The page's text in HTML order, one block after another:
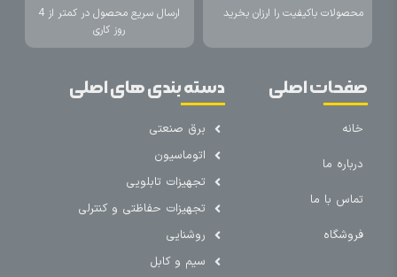
محصولات باکیفیت را ارزان بخرید
ارسال سریع محصول در کمتر از 4
روز کاری
صفحات اصلی
خانه
درباره ما
تماس با ما
فروشگاه
دسته بندی های اصلی
برق صنعتی
اتوماسیون
تجهیزات تابلویی
تجهیزات حفاظتی و کنترلی
روشنایی
سیم و کابل